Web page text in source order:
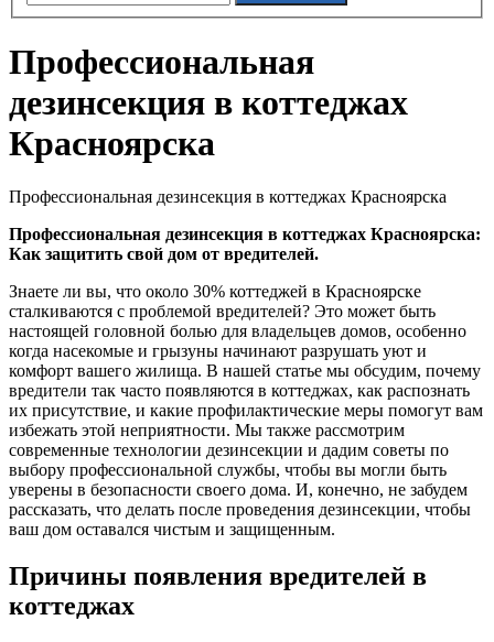
Профессиональная
дезинсекция в коттеджах
Красноярска
Профессиональная дезинсекция в коттеджах Красноярска
Профессиональная дезинсекция в коттеджах Красноярска:
Как защитить свой дом от вредителей.
Знаете ли вы, что около 30% коттеджей в Красноярске
сталкиваются с проблемой вредителей? Это может быть
настоящей головной болью для владельцев домов, особенно
когда насекомые и грызуны начинают разрушать уют и
комфорт вашего жилища. В нашей статье мы обсудим, почему
вредители так часто появляются в коттеджах, как распознать
их присутствие, и какие профилактические меры помогут вам
избежать этой неприятности. Мы также рассмотрим
современные технологии дезинсекции и дадим советы по
выбору профессиональной службы, чтобы вы могли быть
уверены в безопасности своего дома. И, конечно, не забудем
рассказать, что делать после проведения дезинсекции, чтобы
ваш дом оставался чистым и защищенным.
Причины появления вредителей в
коттеджах